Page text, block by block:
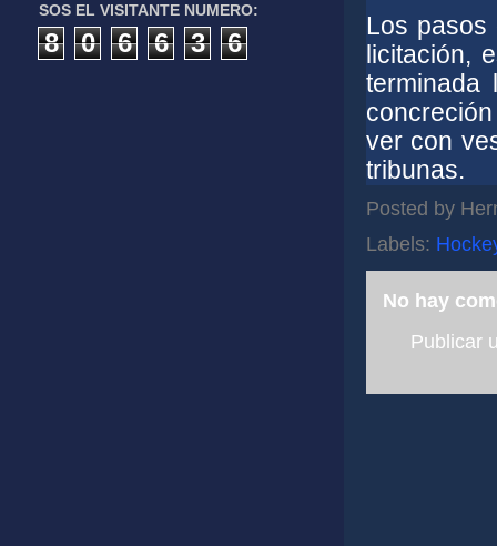
Los pasos
licitación,
ver con
tribunas.
Posted by
Labels:
No hay
Publicar
SOS EL VISITANTE NUMERO:
8 0 6 6 3 6